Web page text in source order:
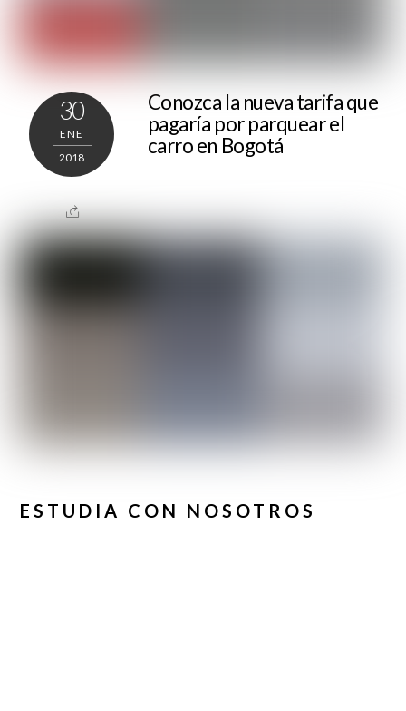
30
ENE
2018
Conozca la nueva tarifa que
pagaría por parquear el
carro en Bogotá
ESTUDIA CON NOSOTROS